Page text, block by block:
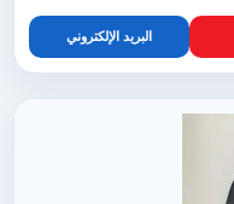
البريد الإلكتروني